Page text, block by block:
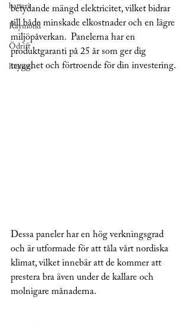
batteri
Raymond
Ödrift
huawei
betydande mängd elektricitet, vilket bidrar
till både minskade elkostnader och en lägre
miljöpåverkan.  Panelerna har en
produktgaranti på 25 år som ger dig
trygghet och förtroende för din investering.
Dessa paneler har en hög verkningsgrad
och är utformade för att tåla vårt nordiska
klimat, vilket innebär att de kommer att
prestera bra även under de kallare och
molnigare månaderna.